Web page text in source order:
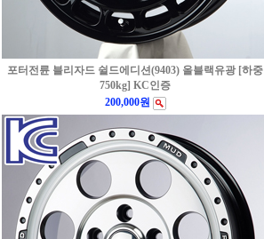
포터전륜 블리자드 쉴드에디션(9403) 올블랙유광 [하중
750kg] KC인증
200,000원